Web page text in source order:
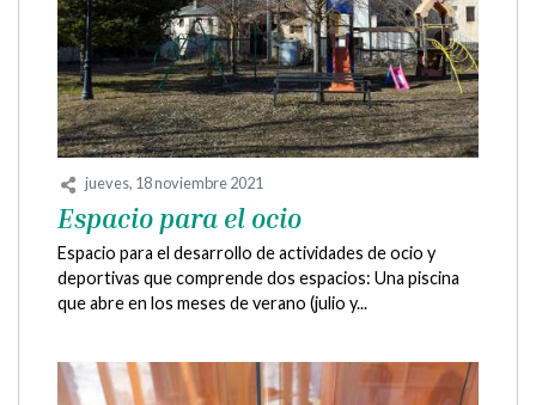
jueves, 18 noviembre 2021
Espacio para el ocio
Espacio para el desarrollo de actividades de ocio y
deportivas que comprende dos espacios: Una piscina
que abre en los meses de verano (julio y...